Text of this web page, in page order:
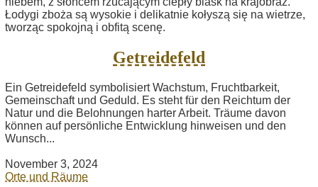
Getreidefeld
Ein Getreidefeld symbolisiert Wachstum, Fruchtbarkeit,
Gemeinschaft und Geduld. Es steht für den Reichtum der
Natur und die Belohnungen harter Arbeit. Träume davon
können auf persönliche Entwicklung hinweisen und den
Wunsch...
November 3, 2024
Orte und Räume